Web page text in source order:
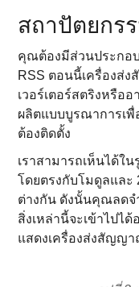
สถาปัตยกร
คุณต้องมีส่วนประกอ
RSS ตอนนี้เครื่องส่
เวอร์เตอร์สตริงหรือ
ผลิตแบบบูรณาการเพื่
ต้องติดตั้ง
เราสามารถเห็นได้ใ
โดยตรงกับโมดูลและ
ต่างกัน ดังนั้นคุณลด
สิ่งเหล่านี้จะเข้าไปไ
แสดงเครื่องส่งสัญญา